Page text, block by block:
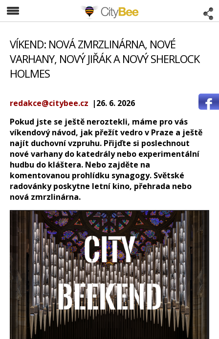
CityBee
VÍKEND: NOVÁ ZMRZLINÁRNA, NOVÉ
VARHANY, NOVÝ JIŘÁK A NOVÝ SHERLOCK
HOLMES
redakce@citybee.cz |26. 6. 2026
Pokud jste se ještě neroztekli, máme pro vás
víkendový návod, jak přežít vedro v Praze a ještě
najít duchovní vzpruhu. Přijďte si poslechnout
nové varhany do katedrály nebo experimentální
hudbu do kláštera. Nebo zajděte na
komentovanou prohlídku synagogy. Světské
radovánky poskytne letní kino, přehrada nebo
nová zmrzlinárna.